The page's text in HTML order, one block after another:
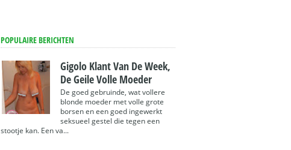
POPULAIRE BERICHTEN
Gigolo Klant Van De Week,
De Geile Volle Moeder
De goed gebruinde, wat vollere
blonde moeder met volle grote
borsen en een goed ingewerkt
seksueel gestel die tegen een
stootje kan. Een va...